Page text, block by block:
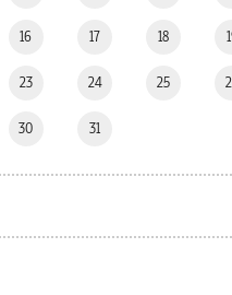
16 17 18
23 24 25
30 31